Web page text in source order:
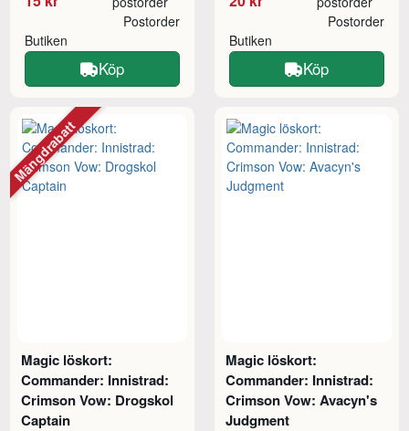
Butiken
Postorder
Köp
Butiken
Postorder
Köp
Magic löskort:
Commander: Innistrad:
Crimson Vow: Drogskol
Captain
Mängdrabatt
Magic löskort:
Commander: Innistrad:
Crimson Vow: Avacyn's
Judgment